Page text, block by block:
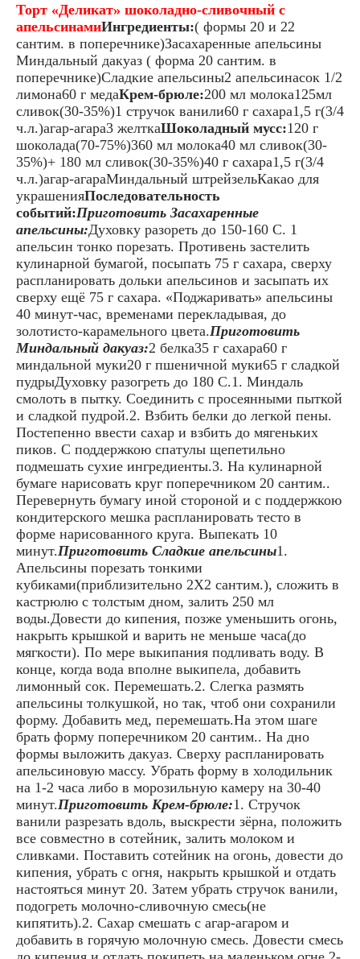
Торт «Деликат» шоколадно-сливочный с
апельсинамиИнгредиенты:( формы 20 и 22
сантим. в поперечнике)Засахаренные апельсины
Миндальный дакуаз ( форма 20 сантим. в
поперечнике)Сладкие апельсины2 апельсинасок 1/2
лимона60 г медаКрем-брюле:200 мл молока125мл
сливок(30-35%)1 стручок ванили60 г сахара1,5 г(3/4
ч.л.)агар-агара3 желткаШоколадный мусс:120 г
шоколада(70-75%)360 мл молока40 мл сливок(30-
35%)+ 180 мл сливок(30-35%)40 г сахара1,5 г(3/4
ч.л.)агар-агараМиндальный штрейзельКакао для
украшенияПоследовательность
событий:Приготовить Засахаренные
апельсины:Духовку разореть до 150-160 С. 1
апельсин тонко порезать. Противень застелить
кулинарной бумагой, посыпать 75 г сахара, сверху
распланировать дольки апельсинов и засыпать их
сверху ещё 75 г сахара. «Поджаривать» апельсины
40 минут-час, временами перекладывая, до
золотисто-карамельного цвета.Приготовить
Миндальный дакуаз:2 белка35 г сахара60 г
миндальной муки20 г пшеничной муки65 г сладкой
пудрыДуховку разогреть до 180 С.1. Миндаль
смолоть в пытку. Соединить с просеянными пыткой
и сладкой пудрой.2. Взбить белки до легкой пены.
Постепенно ввести сахар и взбить до мягеньких
пиков. С поддержкою спатулы щепетильно
подмешать сухие ингредиенты.3. На кулинарной
бумаге нарисовать круг поперечником 20 сантим..
Перевернуть бумагу иной стороной и с поддержкою
кондитерского мешка распланировать тесто в
форме нарисованного круга. Выпекать 10
минут.Приготовить Сладкие апельсины1.
Апельсины порезать тонкими
кубиками(приблизительно 2Х2 сантим.), сложить в
кастрюлю с толстым дном, залить 250 мл
воды.Довести до кипения, позже уменьшить огонь,
накрыть крышкой и варить не меньше часа(до
мягкости). По мере выкипания подливать воду. В
конце, когда вода вполне выкипела, добавить
лимонный сок. Перемешать.2. Слегка размять
апельсины толкушкой, но так, чтоб они сохранили
форму. Добавить мед, перемешать.На этом шаге
брать форму поперечником 20 сантим.. На дно
формы выложить дакуаз. Сверху распланировать
апельсиновую массу. Убрать форму в холодильник
на 1-2 часа либо в морозильную камеру на 30-40
минут.Приготовить Крем-брюле:1. Стручок
ванили разрезать вдоль, выскрести зёрна, положить
все совместно в сотейник, залить молоком и
сливками. Поставить сотейник на огонь, довести до
кипения, убрать с огня, накрыть крышкой и отдать
настояться минут 20. Затем убрать стручок ванили,
подогреть молочно-сливочную смесь(не
кипятить).2. Сахар смешать с агар-агаром и
добавить в горячую молочную смесь. Довести смесь